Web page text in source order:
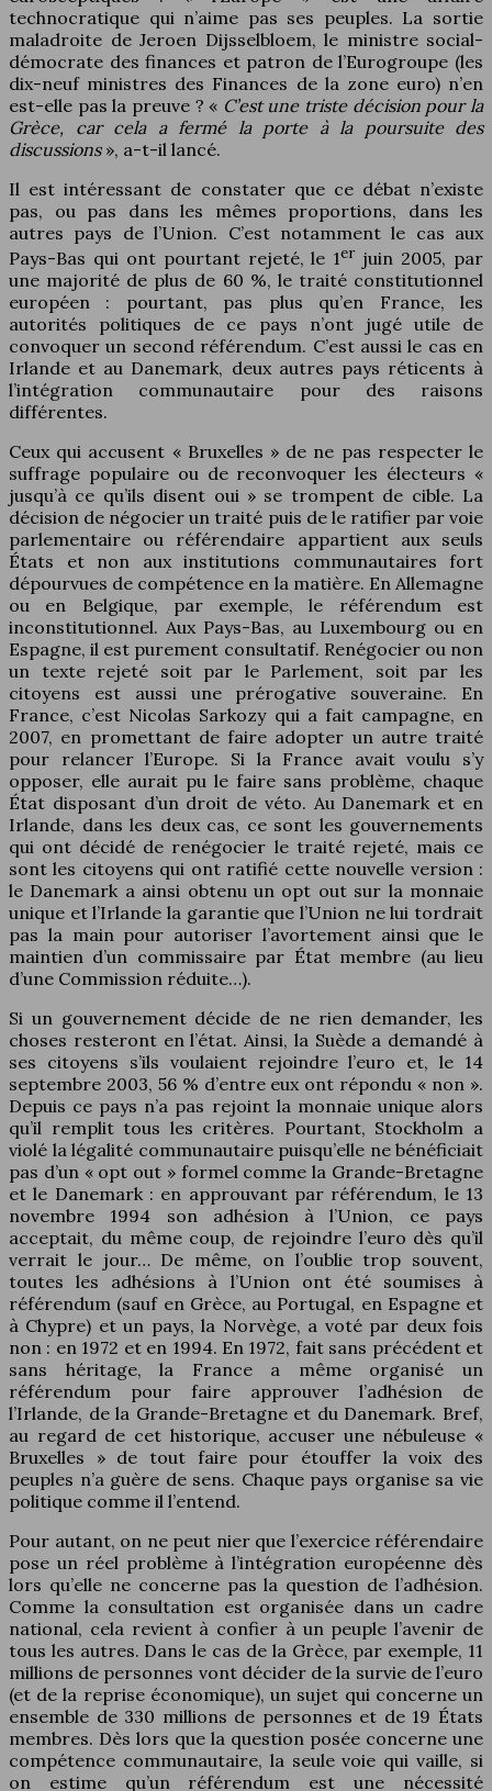
technocratique qui n’aime pas ses peuples. La sortie
maladroite de Jeroen Dijsselbloem, le ministre social-
démocrate des finances et patron de l’Eurogroupe (les
dix-neuf ministres des Finances de la zone euro) n’en
est-elle pas la preuve ? « C’est une triste décision pour la
Grèce, car cela a fermé la porte à la poursuite des
discussions », a-t-il lancé.
Il est intéressant de constater que ce débat n’existe
pas, ou pas dans les mêmes proportions, dans les
autres pays de l’Union. C’est notamment le cas aux
Pays-Bas qui ont pourtant rejeté, le 1erjuin 2005, par
une majorité de plus de 60 %, le traité constitutionnel
européen : pourtant, pas plus qu’en France, les
autorités politiques de ce pays n’ont jugé utile de
convoquer un second référendum. C’est aussi le cas en
Irlande et au Danemark, deux autres pays réticents à
l’intégration communautaire pour des raisons
différentes.
Ceux qui accusent « Bruxelles » de ne pas respecter le
suffrage populaire ou de reconvoquer les électeurs «
jusqu’à ce qu’ils disent oui » se trompent de cible. La
décision de négocier un traité puis de le ratifier par voie
parlementaire ou référendaire appartient aux seuls
États et non aux institutions communautaires fort
dépourvues de compétence en la matière. En Allemagne
ou en Belgique, par exemple, le référendum est
inconstitutionnel. Aux Pays-Bas, au Luxembourg ou en
Espagne, il est purement consultatif. Renégocier ou non
un texte rejeté soit par le Parlement, soit par les
citoyens est aussi une prérogative souveraine. En
France, c’est Nicolas Sarkozy qui a fait campagne, en
2007, en promettant de faire adopter un autre traité
pour relancer l’Europe. Si la France avait voulu s’y
opposer, elle aurait pu le faire sans problème, chaque
État disposant d’un droit de véto. Au Danemark et en
Irlande, dans les deux cas, ce sont les gouvernements
qui ont décidé de renégocier le traité rejeté, mais ce
sont les citoyens qui ont ratifié cette nouvelle version :
le Danemark a ainsi obtenu un opt out sur la monnaie
unique et l’Irlande la garantie que l’Union ne lui tordrait
pas la main pour autoriser l’avortement ainsi que le
maintien d’un commissaire par État membre (au lieu
d’une Commission réduite…).
Si un gouvernement décide de ne rien demander, les
choses resteront en l’état. Ainsi, la Suède a demandé à
ses citoyens s’ils voulaient rejoindre l’euro et, le 14
septembre 2003, 56 % d’entre eux ont répondu « non ».
Depuis ce pays n’a pas rejoint la monnaie unique alors
qu’il remplit tous les critères. Pourtant, Stockholm a
violé la légalité communautaire puisqu’elle ne bénéficiait
pas d’un « opt out » formel comme la Grande-Bretagne
et le Danemark : en approuvant par référendum, le 13
novembre 1994 son adhésion à l’Union, ce pays
acceptait, du même coup, de rejoindre l’euro dès qu’il
verrait le jour… De même, on l’oublie trop souvent,
toutes les adhésions à l’Union ont été soumises à
référendum (sauf en Grèce, au Portugal, en Espagne et
à Chypre) et un pays, la Norvège, a voté par deux fois
non : en 1972 et en 1994. En 1972, fait sans précédent et
sans héritage, la France a même organisé un
référendum pour faire approuver l’adhésion de
l’Irlande, de la Grande-Bretagne et du Danemark. Bref,
au regard de cet historique, accuser une nébuleuse «
Bruxelles » de tout faire pour étouffer la voix des
peuples n’a guère de sens. Chaque pays organise sa vie
politique comme il l’entend.
Pour autant, on ne peut nier que l’exercice référendaire
pose un réel problème à l’intégration européenne dès
lors qu’elle ne concerne pas la question de l’adhésion.
Comme la consultation est organisée dans un cadre
national, cela revient à confier à un peuple l’avenir de
tous les autres. Dans le cas de la Grèce, par exemple, 11
millions de personnes vont décider de la survie de l’euro
(et de la reprise économique), un sujet qui concerne un
ensemble de 330 millions de personnes et de 19 États
membres. Dès lors que la question posée concerne une
compétence communautaire, la seule voie qui vaille, si
on estime qu’un référendum est une nécessité